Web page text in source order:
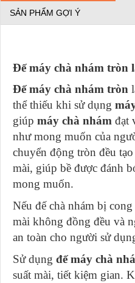
SẢN PHẨM GỢI Ý
Đế máy chà nhám tròn
Đế máy chà nhám tròn
thể thiếu khi sử dụng
giúp máy chà nhám đạt
như mong muốn của
chuyển động tròn đều
mài, giúp bề được đánh
mong muốn.
Nếu đế chà nhám bị
mài không đồng đều và
an toàn cho người sử
Sử dụng đế máy chà
suất mài, tiết kiệm gian.